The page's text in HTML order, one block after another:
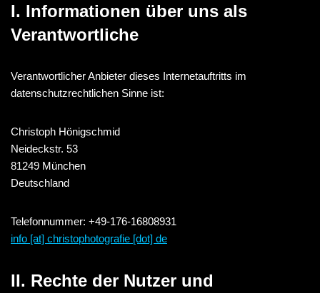
I. Informationen über uns als
Verantwortliche
Verantwortlicher Anbieter dieses Internetauftritts im
datenschutzrechtlichen Sinne ist:
Christoph Hönigschmid
Neideckstr. 53
81249 München
Deutschland
Telefonnummer: +49-176-16808931
info [at] christophotografie [dot] de
II. Rechte der Nutzer und